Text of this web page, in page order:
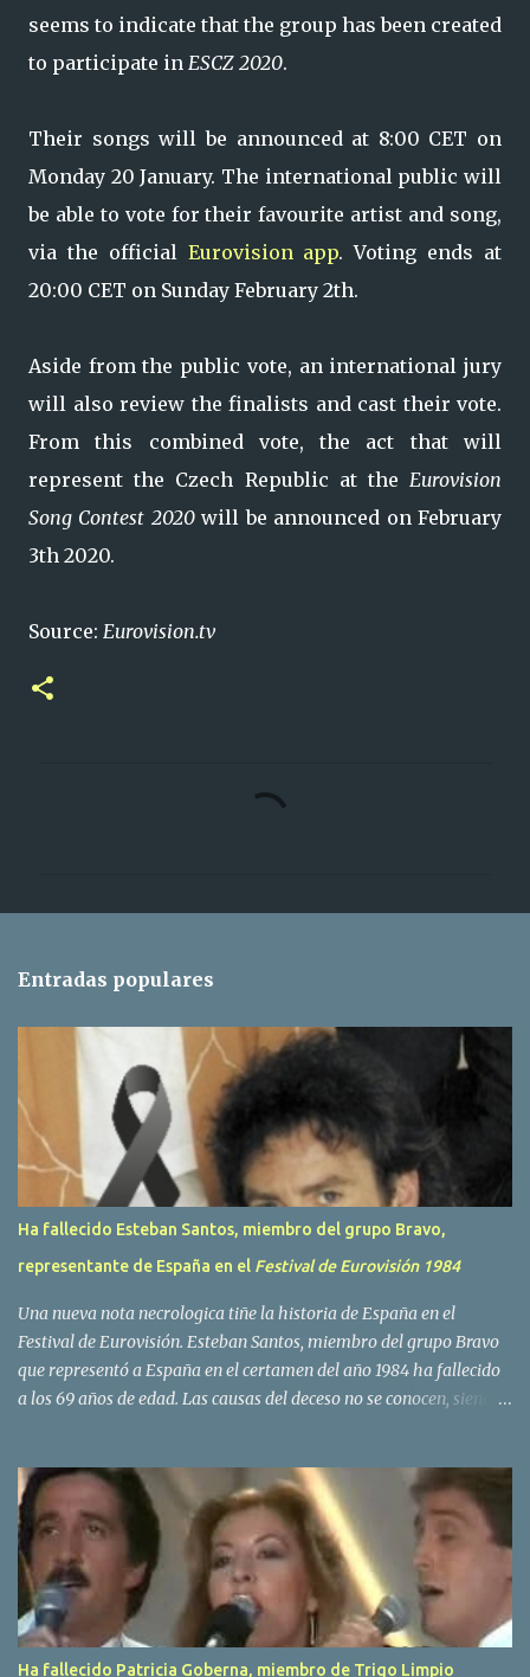
seems to indicate that the group has been created
to participate in ESCZ 2020.
Their songs will be announced at 8:00 CET on
Monday 20 January. The international public will
be able to vote for their favourite artist and song,
via the official Eurovision app. Voting ends at
20:00 CET on Sunday February 2th.
Aside from the public vote, an international jury
will also review the finalists and cast their vote.
From this combined vote, the act that will
represent the Czech Republic at the Eurovision
Song Contest 2020will be announced on February
3th 2020.
Source: Eurovision.tv
r
s
Entradas populares
Ha fallecido Esteban Santos, miembro del grupo Bravo,
representante de España en el Festival de Eurovisión 1984
Una nueva nota necrologica tiñe la historia de España en el
Festival de Eurovisión. Esteban Santos, miembro del grupo Bravo
que representó a España en el certamen del año 1984 ha fallecido
a los 69 años de edad. Las causas del deceso no se conocen, siendo
traves de las redes sociales. Nacido en Tolosa en 1951, durante su
epoca universitaria en la carrera de empresariales conoció al
estudiante de medicina Luis Villar, comenzando a actuar
juntos,Santos a la guitarra y Villar al piano, sin atreverse a dar el
salto al mercado profesional. Sin embargo esto cambió gracias a la
propia Amaia Saizar, que tras su abandono de Trigo Limpio,
recibió por parte de la discografica Hispavox el encargo de crear
Ha fallecido Patricia Goberna, miembro de Trigo Limpio